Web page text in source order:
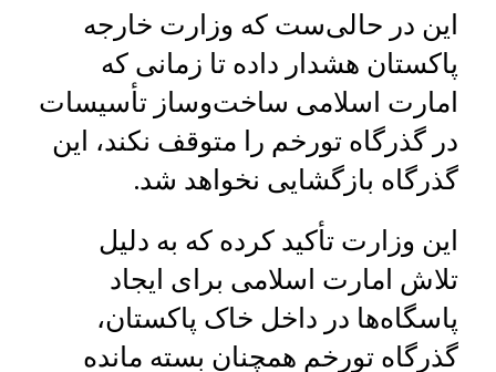
این در حالی‌ست که وزارت خارجه
پاکستان هشدار داده تا زمانی که
امارت اسلامی ساخت‌وساز تأسیسات
در گذرگاه تورخم را متوقف نکند، این
گذرگاه بازگشایی نخواهد شد.
این وزارت تأکید کرده که به دلیل
تلاش امارت اسلامی برای ایجاد
پاسگاه‌ها در داخل خاک پاکستان،
گذرگاه تورخم همچنان بسته مانده